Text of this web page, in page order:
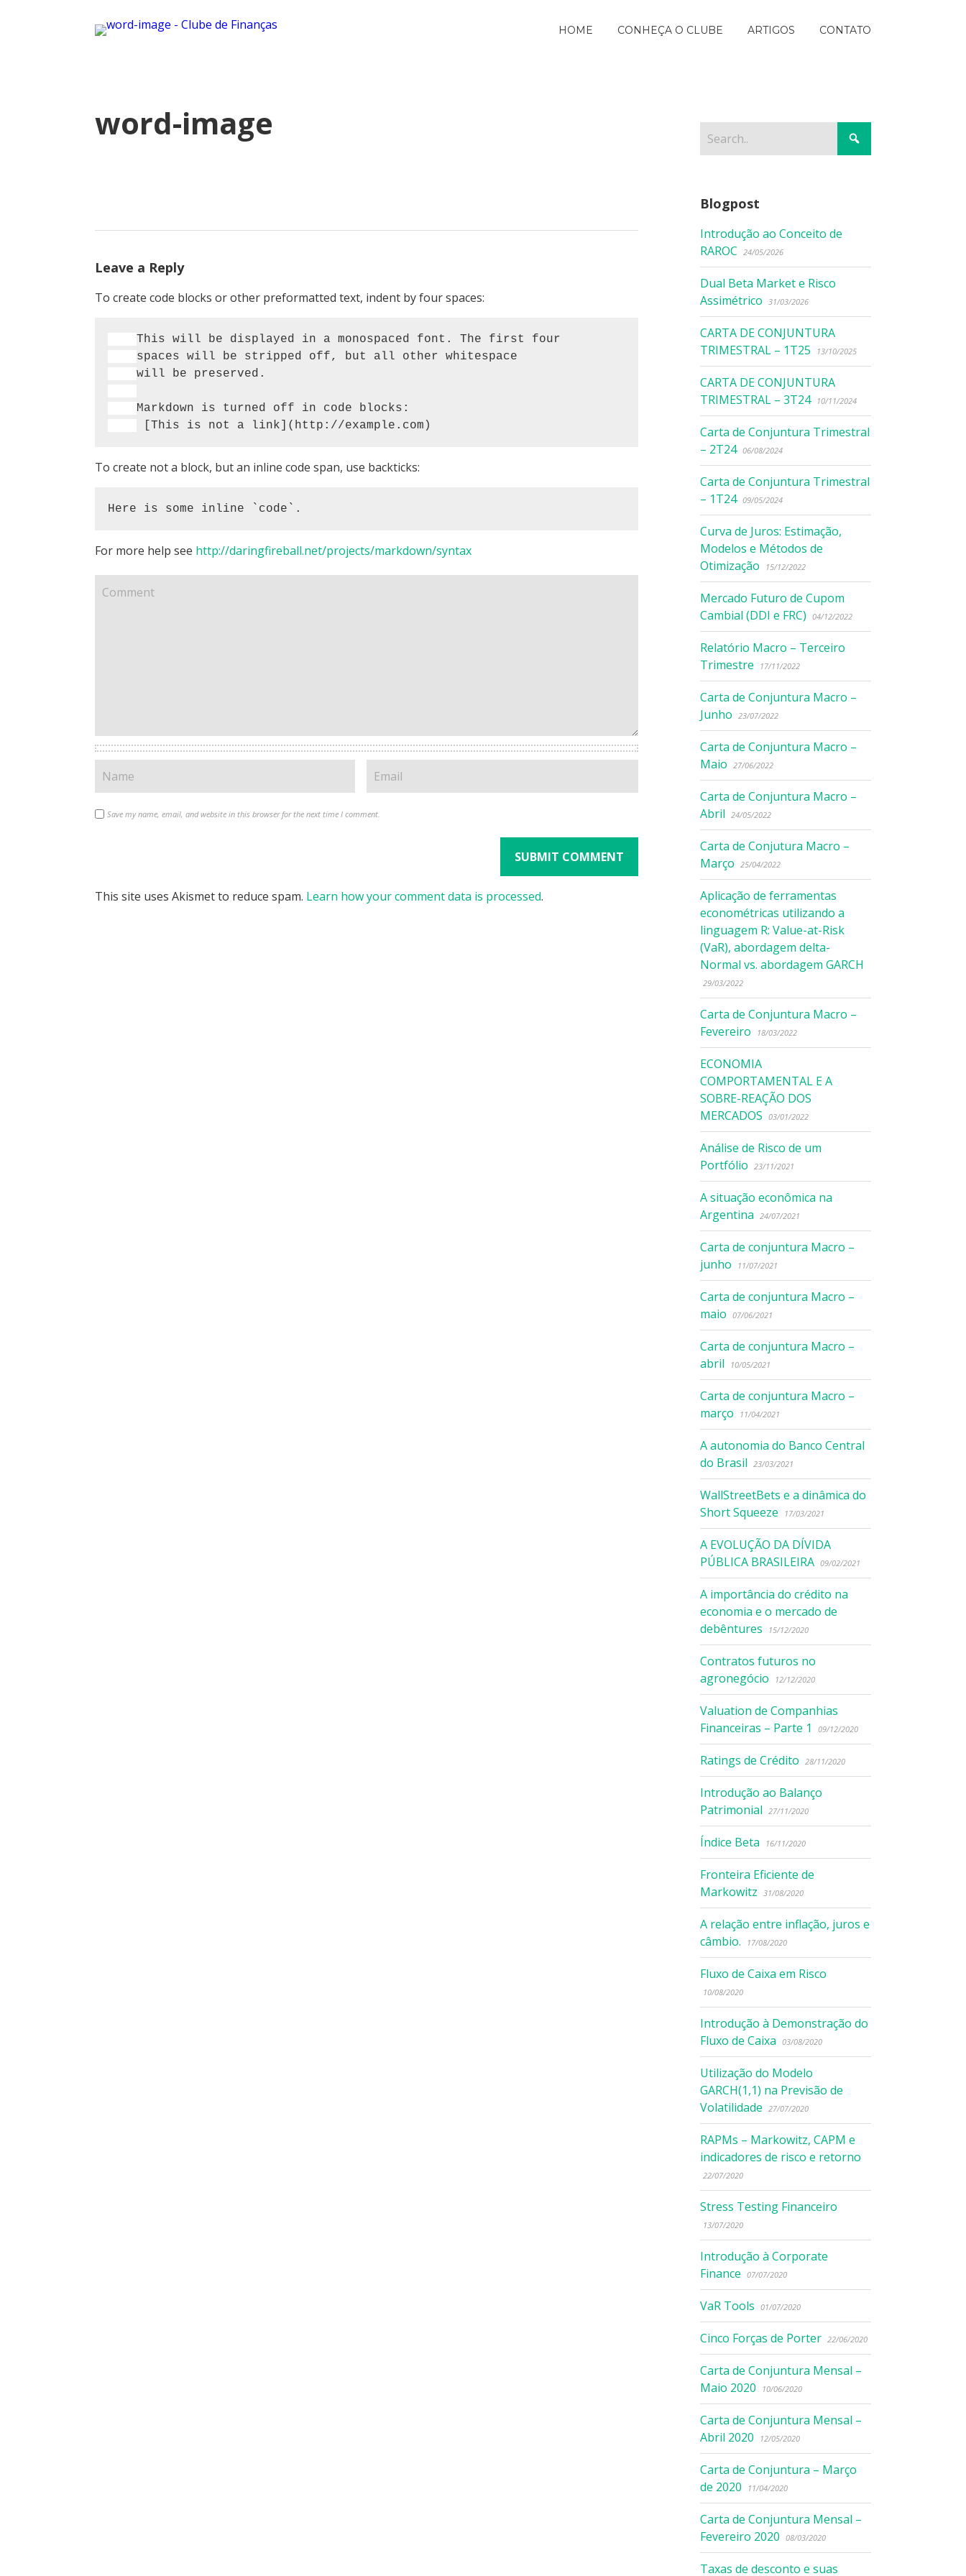
HOME CONHEÇA O CLUBE ARTIGOS CONTATO
word-image
Leave a Reply
To create code blocks or other preformatted text, indent by four spaces:
To create not a block, but an inline code span, use backticks:
Here is some inline `code`.
For more help see http://daringfireball.net/projects/markdown/syntax
Save my name, email, and website in this browser for the next time I comment.
This site uses Akismet to reduce spam. Learn how your comment data is processed.
Blogpost
Introdução ao Conceito de
RAROC
24/05/2026
Dual Beta Market e Risco
Assimétrico
31/03/2026
CARTA DE CONJUNTURA
TRIMESTRAL – 1T25
13/10/2025
CARTA DE CONJUNTURA
TRIMESTRAL – 3T24
10/11/2024
Carta de Conjuntura Trimestral
– 2T24 06/08/2024
Carta de Conjuntura Trimestral
– 1T24 09/05/2024
Curva de Juros: Estimação,
Modelos e Métodos de
Otimização
15/12/2022
Mercado Futuro de Cupom
Cambial (DDI e FRC)
04/12/2022
Relatório Macro – Terceiro
Trimestre
17/11/2022
Carta de Conjuntura Macro –
Junho
23/07/2022
Carta de Conjuntura Macro –
Maio
27/06/2022
Carta de Conjuntura Macro –
Abril
24/05/2022
Carta de Conjutura Macro –
Março
25/04/2022
Aplicação de ferramentas
econométricas utilizando a
linguagem R: Value-at-Risk
(VaR), abordagem delta-
Normal vs. abordagem GARCH
29/03/2022
Carta de Conjuntura Macro –
Fevereiro
18/03/2022
ECONOMIA
COMPORTAMENTAL E A
SOBRE-REAÇÃO DOS
MERCADOS
03/01/2022
Análise de Risco de um
Portfólio
23/11/2021
A situação econômica na
Argentina
24/07/2021
Carta de conjuntura Macro –
junho
11/07/2021
Carta de conjuntura Macro –
maio
07/06/2021
Carta de conjuntura Macro –
abril
10/05/2021
Carta de conjuntura Macro –
março
11/04/2021
A autonomia do Banco Central
do Brasil
23/03/2021
WallStreetBets e a dinâmica do
Short Squeeze
17/03/2021
A EVOLUÇÃO DA DÍVIDA
PÚBLICA BRASILEIRA 09/02/2021
A importância do crédito na
economia e o mercado de
debêntures
15/12/2020
Contratos futuros no
agronegócio
12/12/2020
Valuation de Companhias
Financeiras – Parte 1
09/12/2020
Ratings de Crédito 28/11/2020
Introdução ao Balanço
Patrimonial
27/11/2020
Índice Beta 16/11/2020
Fronteira Eficiente de
Markowitz
31/08/2020
A relação entre inflação, juros e
câmbio.
17/08/2020
Fluxo de Caixa em Risco
10/08/2020
Introdução à Demonstração do
Fluxo de Caixa
03/08/2020
Utilização do Modelo
GARCH(1,1) na Previsão de
Volatilidade
27/07/2020
RAPMs – Markowitz, CAPM e
indicadores de risco e retorno
22/07/2020
Stress Testing Financeiro
13/07/2020
Introdução à Corporate
Finance
07/07/2020
VaR Tools 01/07/2020
Cinco Forças de Porter 22/06/2020
Carta de Conjuntura Mensal –
Maio 2020
10/06/2020
Carta de Conjuntura Mensal –
Abril 2020
12/05/2020
Carta de Conjuntura – Março
de 2020
11/04/2020
Carta de Conjuntura Mensal –
Fevereiro 2020
08/03/2020
Taxas de desconto e suas